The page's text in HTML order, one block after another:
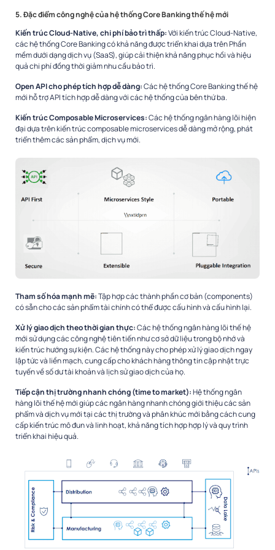
5. Đặc điểm công nghệ của hệ thống Core Banking thế hệ mới
Kiến trúc Cloud-Native, chi phí bảo trì thấp:Với kiến ​​trúc Cloud-Native,
các hệ thống Core Banking có khả năng được triển khai dựa trên Phần
mềm dưới dạng dịch vụ (SaaS), giúp cải thiện khả năng phục hồi và hiệu
quả chi phí đồng thời giảm nhu cầu bảo trì.
Open API cho phép tích hợp dễ dàng:Các hệ thống Core Banking thế hệ
mới hỗ trợ API tích hợp dễ dàng với các hệ thống của bên thứ ba.
Kiến trúc Composable Microservices:Các hệ thống ngân hàng lõi hiện
đại dựa trên kiến ​​trúc composable microservices dễ dàng mở rộng, phát
triển thêm các sản phẩm, dịch vụ mới.
Tham số hóa mạnh mẽ:Tập hợp các thành phần cơ bản (components)
có sẵn cho các sản phẩm tài chính có thể được cấu hình và cấu hình lại.
Xử lý giao dịch theo thời gian thực:Các hệ thống ngân hàng lõi thế hệ
mới sử dụng các công nghệ tiên tiến như cơ sở dữ liệu trong bộ nhớ và
kiến ​​trúc hướng sự kiện. Các hệ thống này cho phép xử lý giao dịch ngay
lập tức và liền mạch, cung cấp cho khách hàng thông tin cập nhật trực
tuyến về số dư tài khoản và lịch sử giao dịch của họ.
Tiếp cận thị trường nhanh chóng (time to market):Hệ thống ngân
hàng lõi thế hệ mới giúp các ngân hàng nhanh chóng giới thiệu các sản
phẩm và dịch vụ mới tại các thị trường và phân khúc mới bằng cách cung
cấp kiến ​​trúc mô đun và linh hoạt, khả năng tích hợp hợp lý và quy trình
triển khai hiệu quả.